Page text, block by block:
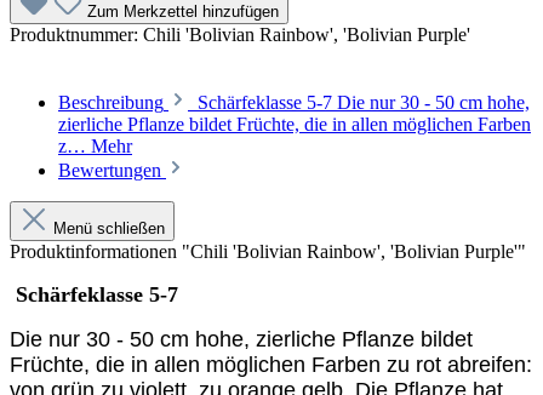
Zum Merkzettel hinzufügen
Produktnummer: Chili 'Bolivian Rainbow', 'Bolivian Purple'
Beschreibung
Schärfeklasse 5-7 Die nur 30 - 50 cm hohe,
zierliche Pflanze bildet Früchte, die in allen möglichen Farben
z… Mehr
Bewertungen
Menü schließen
Produktinformationen "Chili 'Bolivian Rainbow', 'Bolivian Purple'"
Schärfeklasse 5-7
Die nur 30 - 50 cm hohe, zierliche Pflanze bildet
Früchte, die in allen möglichen Farben zu rot abreifen:
von grün zu violett, zu orange gelb. Die Pflanze hat